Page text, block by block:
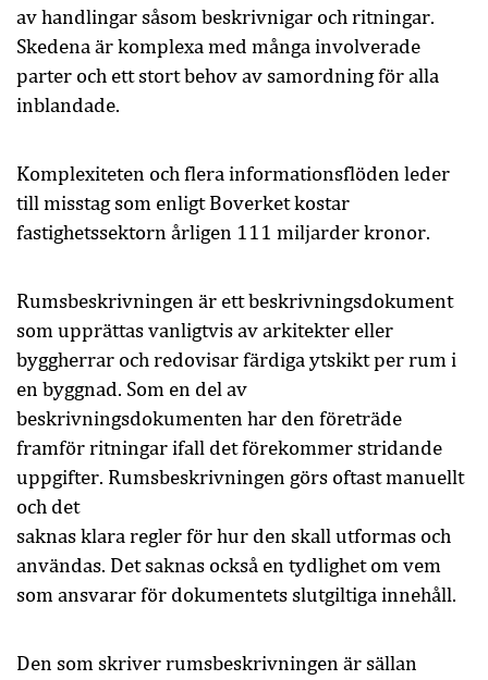
av handlingar såsom beskrivnigar och ritningar.
Skedena är komplexa med många involverade
parter och ett stort behov av samordning för alla
inblandade.
Komplexiteten och flera informationsflöden leder
till misstag som enligt Boverket kostar
fastighetssektorn årligen 111 miljarder kronor.
Rumsbeskrivningen är ett beskrivningsdokument
som upprättas vanligtvis av arkitekter eller
byggherrar och redovisar färdiga ytskikt per rum i
en byggnad. Som en del av
beskrivningsdokumenten har den företräde
framför ritningar ifall det förekommer stridande
uppgifter. Rumsbeskrivningen görs oftast manuellt
och det
saknas klara regler för hur den skall utformas och
användas. Det saknas också en tydlighet om vem
som ansvarar för dokumentets slutgiltiga innehåll.
Den som skriver rumsbeskrivningen är sällan